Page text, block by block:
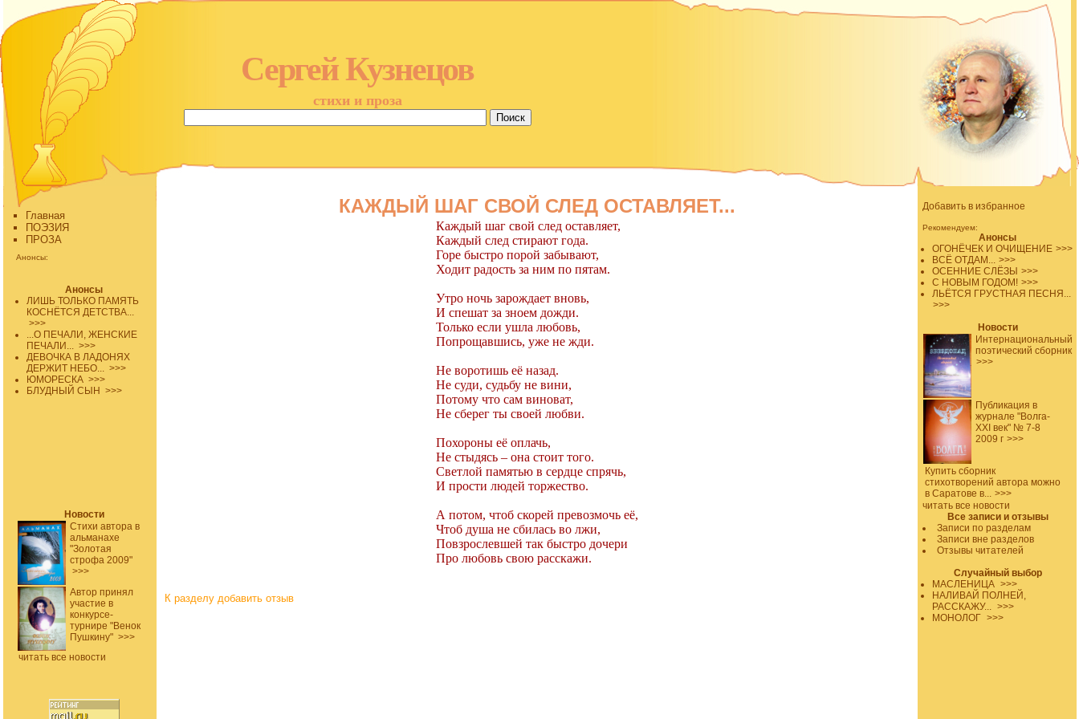
Сергей Кузнецов
стихи и проза
Добавить в избранное
Рекомендуем:
Анонсы
ОГОНЁЧЕК И ОЧИЩЕНИЕ >>>
ВСЁ ОТДАМ... >>>
ОСЕННИЕ СЛЁЗЫ >>>
С НОВЫМ ГОДОМ! >>>
ЛЬЁТСЯ ГРУСТНАЯ ПЕСНЯ...
>>>
Новости
Интернациональный
поэтический сборник
>>>
Публикация в
журнале "Волга-
XXI век" № 7-8
2009 г >>>
Купить сборник
стихотворений автора можно
в Саратове в... >>>
читать все новости
Все записи и отзывы
Записи по разделам
Записи вне разделов
Отзывы читателей
Случайный выбор
МАСЛЕНИЦА >>>
НАЛИВАЙ ПОЛНЕЙ,
РАССКАЖУ... >>>
МОНОЛОГ >>>
Главная
ПОЭЗИЯ
ПРОЗА
Анонсы:
Анонсы
ЛИШЬ ТОЛЬКО ПАМЯТЬ
КОСНЁТСЯ ДЕТСТВА...
>>>
...О ПЕЧАЛИ, ЖЕНСКИЕ
ПЕЧАЛИ... >>>
ДЕВОЧКА В ЛАДОНЯХ
ДЕРЖИТ НЕБО... >>>
ЮМОРЕСКА >>>
БЛУДНЫЙ СЫН >>>
Новости
Стихи автора в
альманахе
"Золотая
строфа 2009"
>>>
Автор принял
участие в
конкурсе-
турнире "Венок
Пушкину" >>>
читать все новости
КАЖДЫЙ ШАГ СВОЙ СЛЕД ОСТАВЛЯЕТ...
Каждый шаг свой след оставляет,
Каждый след стирают года.
Горе быстро порой забывают,
Ходит радость за ним по пятам.
Утро ночь зарождает вновь,
И спешат за зноем дожди.
Только если ушла любовь,
Попрощавшись, уже не жди.
Не воротишь её назад.
Не суди, судьбу не вини,
Потому что сам виноват,
Не сберег ты своей любви.
Похороны её оплачь,
Не стыдясь – она стоит того.
Светлой памятью в сердце спрячь,
И прости людей торжество.
А потом, чтоб скорей превозмочь её,
Чтоб душа не сбилась во лжи,
Повзрослевшей так быстро дочери
Про любовь свою расскажи.
К разделу добавить отзыв